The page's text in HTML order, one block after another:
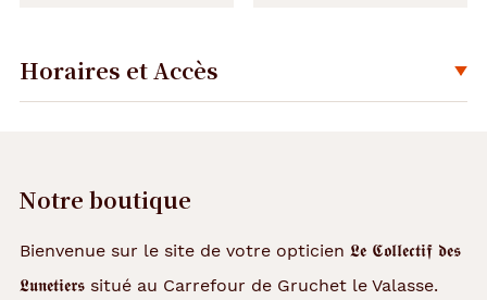
Horaires et Accès
Déplier
Notre boutique
Bienvenue sur le site de votre opticien 𝕷𝖊 𝕮𝖔𝖑𝖑𝖊𝖈𝖙𝖎𝖋 𝖉𝖊𝖘
𝕷𝖚𝖓𝖊𝖙𝖎𝖊𝖗𝖘 situé au Carrefour de Gruchet le Valasse.